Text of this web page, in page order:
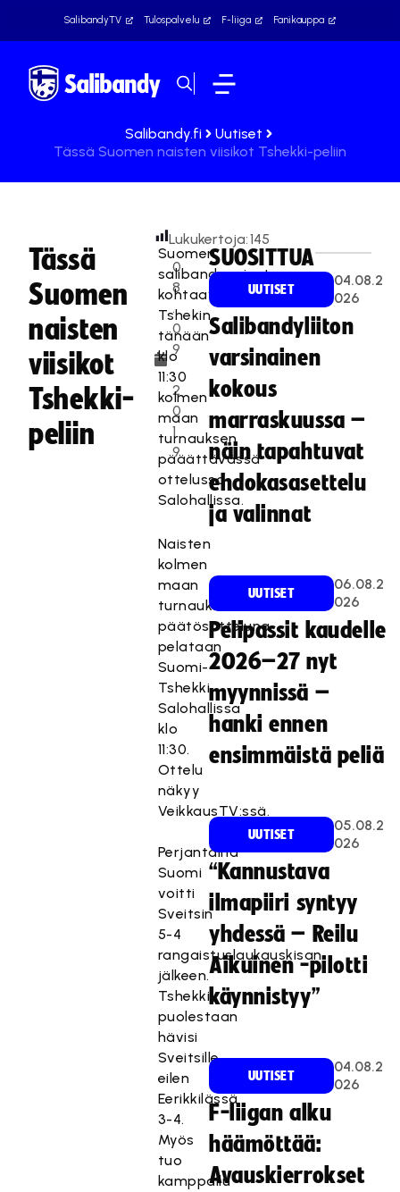
SalibandyTV Tulospalvelu F-liiga Fanikauppa
Salibandy.fi
Uutiset
Tässä Suomen naisten viisikot Tshekki-peliin
Tässä
Suomen
naisten
viisikot
Tshekki-
peliin
0
8
.
0
9
.
2
0
1
9
Lukukertoja:145
Suomen
salibandynaiset
kohtaavat
Tshekin
tänään
klo
11:30
kolmen
maan
turnauksen
pääättävässä
ottelussa
Salohallissa.
Naisten
kolmen
maan
turnauksen
päätösotteluna
pelataan
Suomi-
Tshekki
Salohallissa
klo
11:30.
Ottelu
näkyy
VeikkausTV:ssä.
Perjantaina
Suomi
voitti
Sveitsin
5-4
rangaistuslaukauskisan
jälkeen.
Tshekki
puolestaan
hävisi
Sveitsille
eilen
Eerikkilässä
3-4.
Myös
tuo
kamppailu
SUOSITTUA
UUTISET
04.08.2
026
Salibandyliiton
varsinainen
kokous
marraskuussa –
näin tapahtuvat
ehdokasasettelu
ja valinnat
UUTISET
06.08.2
026
Pelipassit kaudelle
2026–27 nyt
myynnissä –
hanki ennen
ensimmäistä peliä
UUTISET
05.08.2
026
“Kannustava
ilmapiiri syntyy
yhdessä – Reilu
Aikuinen -pilotti
käynnistyy”
UUTISET
04.08.2
026
F-liigan alku
häämöttää:
Avauskierrokset